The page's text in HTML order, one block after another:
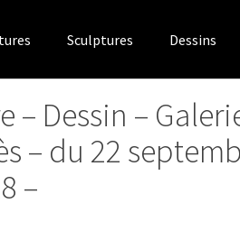
Sculptures Dessins
Dessin –
– du 22
–